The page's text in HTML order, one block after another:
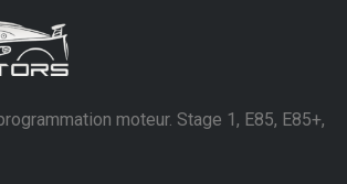
moteur. Stage 1, E85, E85+,